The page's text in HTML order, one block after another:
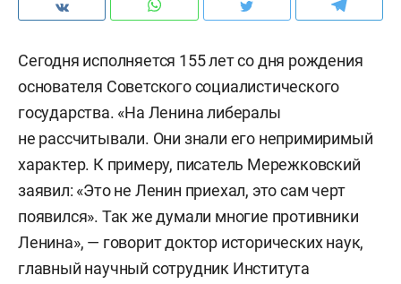
Сегодня исполняется 155 лет со дня рождения
основателя Советского социалистического
государства. «На Ленина либералы
не рассчитывали. Они знали его непримиримый
характер. К примеру, писатель Мережковский
заявил: «Это не Ленин приехал, это сам черт
появился». Так же думали многие противники
Ленина», — говорит доктор исторических наук,
главный научный сотрудник Института